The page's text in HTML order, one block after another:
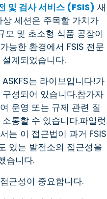
및 검사 서비스 (FSIS) 새
상 세션은 주목할 가치가
모 및 초소형 식품 공장이
능한 환경에서 FSIS 전문
계되었습니다.
는 라이브입니다!가
성되어 있습니다.참가자
운영 또는 규제 관련 질
통할 수 있습니다.파일럿
는 이 접근법이 과거 FSIS
있는 발전소의 접근성을
습니다.
근성이 중요합니다.